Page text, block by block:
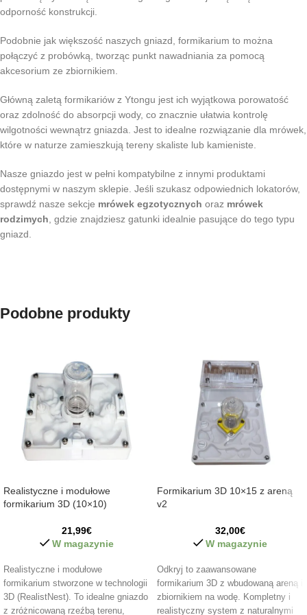
odporność konstrukcji.
Podobnie jak większość naszych gniazd, formikarium to można
połączyć z probówką, tworząc punkt nawadniania za pomocą
akcesorium ze zbiornikiem.
Główną zaletą formikariów z Ytongu jest ich wyjątkowa porowatość
oraz zdolność do absorpcji wody, co znacznie ułatwia kontrolę
wilgotności wewnątrz gniazda. Jest to idealne rozwiązanie dla mrówek,
które w naturze zamieszkują tereny skaliste lub kamieniste.
Nasze gniazdo jest w pełni kompatybilne z innymi produktami
dostępnymi w naszym sklepie. Jeśli szukasz odpowiednich lokatorów,
sprawdź nasze sekcje mrówek egzotycznych oraz mrówek
rodzimych , gdzie znajdziesz gatunki idealnie pasujące do tego typu
gniazd.
Podobne produkty
Realistyczne i modułowe
formikarium 3D (10×10)
21,99€
W magazynie
Realistyczne i modułowe
formikarium stworzone w technologii
3D (RealistNest). To idealne gniazdo
z zróżnicowaną rzeźbą terenu,
Formikarium 3D 10×15 z areną
v2
32,00€
W magazynie
Odkryj to zaawansowane
formikarium 3D z wbudowaną areną i
zbiornikiem na wodę. Kompletny i
realistyczny system z naturalnymi